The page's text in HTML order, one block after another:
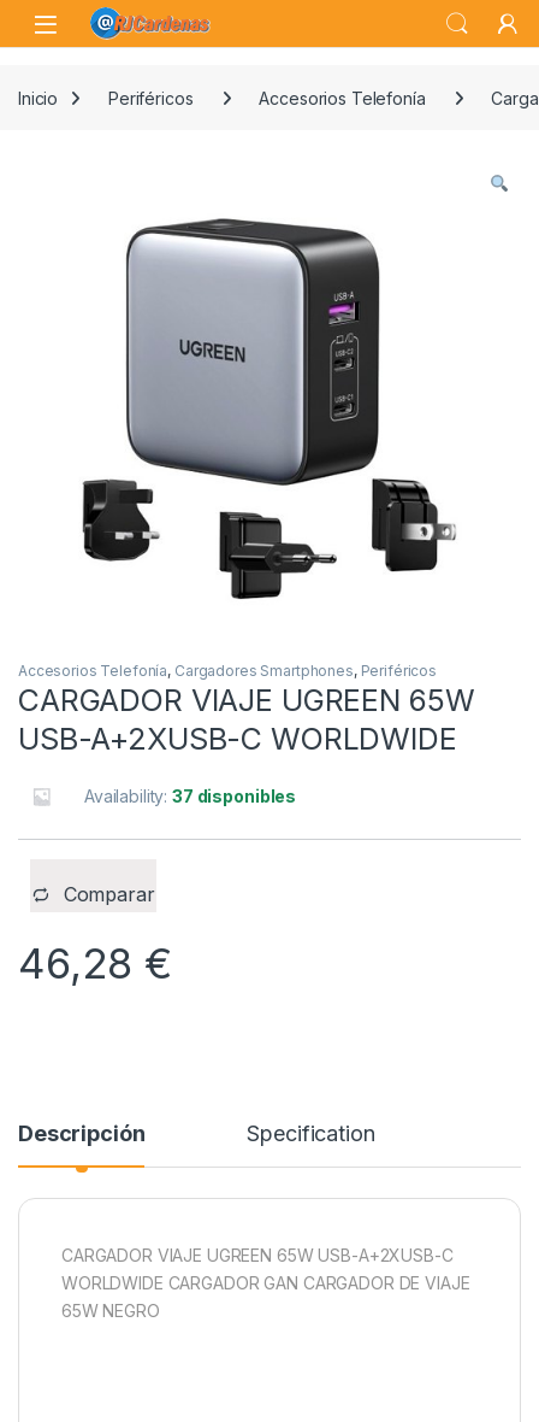
Skip to navigation
Skip to content
Open
Inicio Periféricos Accesorios Telefonía
Accesorios Telefonía, Cargadores Smartphones, Periféricos
CARGADOR VIAJE UGREEN 65W
USB-A+2XUSB-C WORLDWIDE
Availability:37 disponibles
Comparar
46,28 €
Descripción Specification
CARGADOR VIAJE UGREEN 65W USB-A+2XUSB-C
WORLDWIDE CARGADOR GAN CARGADOR DE VIAJE
65W NEGRO